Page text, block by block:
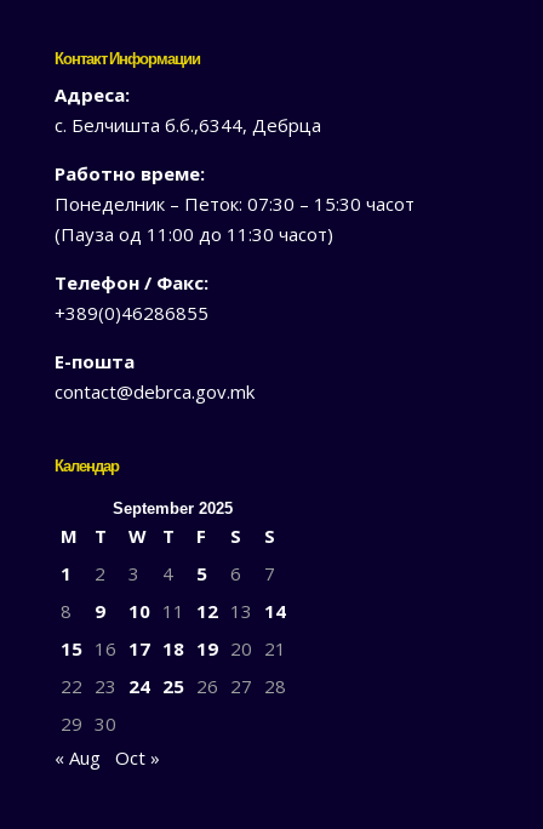
Контакт Информации
Адреса:
с. Белчишта б.б.,6344, Дебрца
Работно време:
Понеделник – Петок: 07:30 – 15:30 часот
(Пауза од 11:00 до 11:30 часот)
Телефон / Факс:
+389(0)46286855
Е-пошта
contact@debrca.gov.mk
Календар
September 2025
M T W T F S
S
1
2 3 4 5 6
7
8
9 10 11 12 13
14
15 16 17 18 19 20 21
22 23 24 25 26 27 28
29 30
« Aug
Oct »